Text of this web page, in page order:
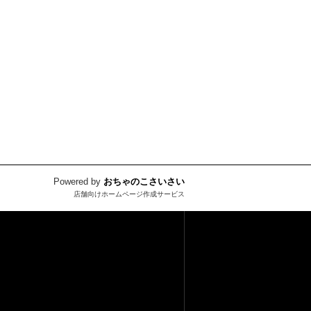
Powered by おちゃのこさいさい
店舗向けホームページ作成サービス